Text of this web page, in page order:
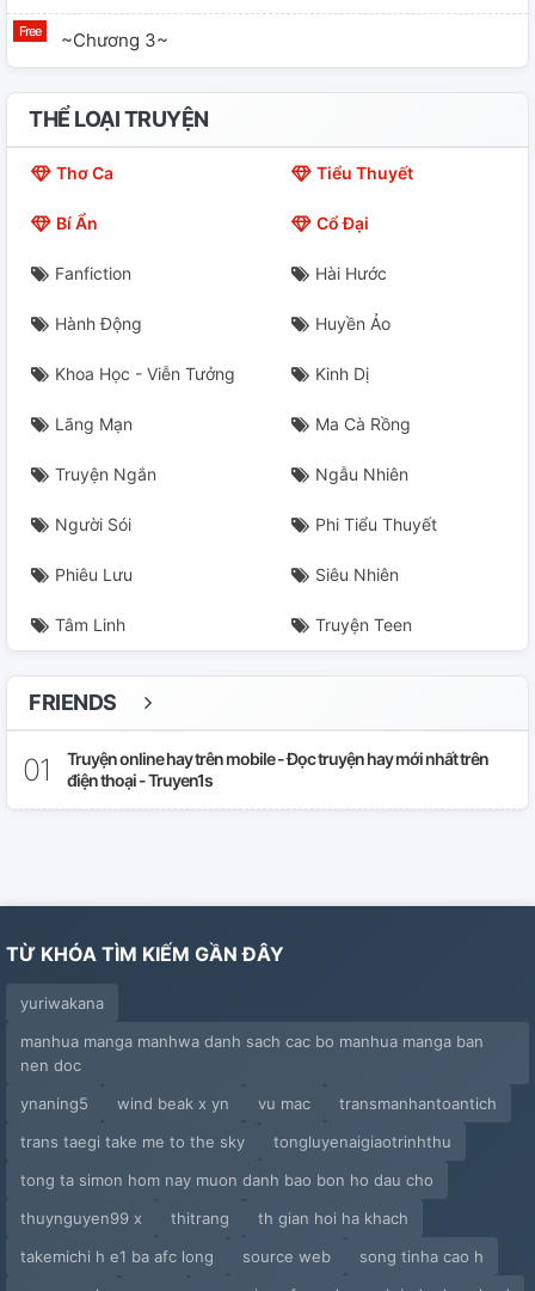
~Chương 3~
THỂ LOẠI TRUYỆN
Thơ Ca Tiểu Thuyết
Bí Ẩn Cổ Đại
Fanfiction Hài Hước
Hành Động Huyền Ảo
Khoa Học - Viễn Tưởng Kinh Dị
Lãng Mạn Ma Cà Rồng
Truyện Ngắn Ngẫu Nhiên
Người Sói Phi Tiểu Thuyết
Phiêu Lưu Siêu Nhiên
Tâm Linh Truyện Teen
FRIENDS
Truyện online hay trên mobile - Đọc truyện hay mới nhất trên
điện thoại - Truyen1s
TỪ KHÓA TÌM KIẾM GẦN ĐÂY
yuriwakana
manhua manga manhwa danh sach cac bo manhua manga ban
nen doc
ynaning5
wind beak x yn vu mac
transmanhantoantich
trans taegi take me to the sky
tongluyenaigiaotrinhthu
tong ta simon hom nay muon danh bao bon ho dau cho
thuynguyen99 x
thitrang
th gian hoi ha khach
takemichi h e1 ba afc long
source web
song tinha cao h